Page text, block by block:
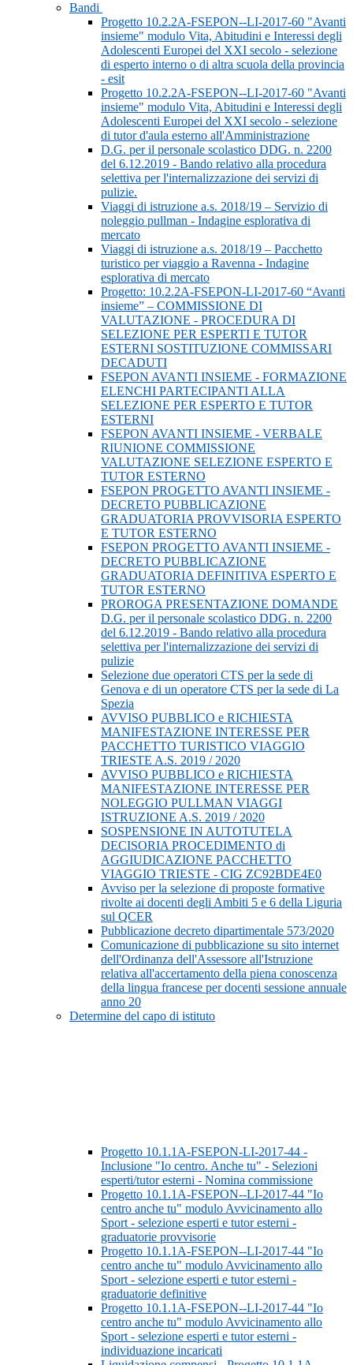
Bandi
Progetto 10.2.2A-FSEPON--LI-2017-60 "Avanti
insieme" modulo Vita, Abitudini e Interessi degli
Adolescenti Europei del XXI secolo - selezione
di esperto interno o di altra scuola della provincia
- esit
Progetto 10.2.2A-FSEPON--LI-2017-60 "Avanti
insieme" modulo Vita, Abitudini e Interessi degli
Adolescenti Europei del XXI secolo - selezione
di tutor d'aula esterno all'Amministrazione
D.G. per il personale scolastico DDG. n. 2200
del 6.12.2019 - Bando relativo alla procedura
selettiva per l'internalizzazione dei servizi di
pulizie.
Viaggi di istruzione a.s. 2018/19 – Servizio di
noleggio pullman - Indagine esplorativa di
mercato
Viaggi di istruzione a.s. 2018/19 – Pacchetto
turistico per viaggio a Ravenna - Indagine
esplorativa di mercato
Progetto: 10.2.2A-FSEPON-LI-2017-60 “Avanti
insieme” – COMMISSIONE DI
VALUTAZIONE - PROCEDURA DI
SELEZIONE PER ESPERTI E TUTOR
ESTERNI SOSTITUZIONE COMMISSARI
DECADUTI
FSEPON AVANTI INSIEME - FORMAZIONE
ELENCHI PARTECIPANTI ALLA
SELEZIONE PER ESPERTO E TUTOR
ESTERNI
FSEPON AVANTI INSIEME - VERBALE
RIUNIONE COMMISSIONE
VALUTAZIONE SELEZIONE ESPERTO E
TUTOR ESTERNO
FSEPON PROGETTO AVANTI INSIEME -
DECRETO PUBBLICAZIONE
GRADUATORIA PROVVISORIA ESPERTO
E TUTOR ESTERNO
FSEPON PROGETTO AVANTI INSIEME -
DECRETO PUBBLICAZIONE
GRADUATORIA DEFINITIVA ESPERTO E
TUTOR ESTERNO
PROROGA PRESENTAZIONE DOMANDE
D.G. per il personale scolastico DDG. n. 2200
del 6.12.2019 - Bando relativo alla procedura
selettiva per l'internalizzazione dei servizi di
pulizie
Selezione due operatori CTS per la sede di
Genova e di un operatore CTS per la sede di La
Spezia
AVVISO PUBBLICO e RICHIESTA
MANIFESTAZIONE INTERESSE PER
PACCHETTO TURISTICO VIAGGIO
TRIESTE A.S. 2019 / 2020
AVVISO PUBBLICO e RICHIESTA
MANIFESTAZIONE INTERESSE PER
NOLEGGIO PULLMAN VIAGGI
ISTRUZIONE A.S. 2019 / 2020
SOSPENSIONE IN AUTOTUTELA
DECISORIA PROCEDIMENTO di
AGGIUDICAZIONE PACCHETTO
VIAGGIO TRIESTE - CIG ZC92BDE4E0
Avviso per la selezione di proposte formative
rivolte ai docenti degli Ambiti 5 e 6 della Liguria
sul QCER
Pubblicazione decreto dipartimentale 573/2020
Comunicazione di pubblicazione su sito internet
dell'Ordinanza dell'Assessore all'Istruzione
relativa all'accertamento della piena conoscenza
della lingua francese per docenti sessione annuale
anno 20
Determine del capo di istituto
Progetto 10.1.1A-FSEPON-LI-2017-44 -
Inclusione "Io centro. Anche tu" - Selezioni
esperti/tutor esterni - Nomina commissione
Progetto 10.1.1A-FSEPON--LI-2017-44 "Io
centro anche tu" modulo Avvicinamento allo
Sport - selezione esperti e tutor esterni -
graduatorie provvisorie
Progetto 10.1.1A-FSEPON--LI-2017-44 "Io
centro anche tu" modulo Avvicinamento allo
Sport - selezione esperti e tutor esterni -
graduatorie definitive
Progetto 10.1.1A-FSEPON--LI-2017-44 "Io
centro anche tu" modulo Avvicinamento allo
Sport - selezione esperti e tutor esterni -
individuazione incaricati